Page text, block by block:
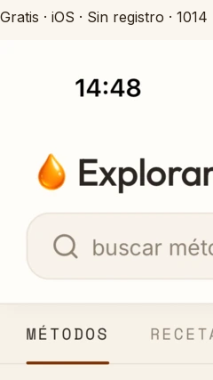
Gratis · iOS · Sin registro · 1014